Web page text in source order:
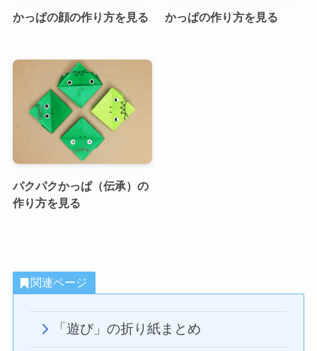
かっぱの顔の作り方を見る かっぱの作り方を見る
パクパクかっぱ（伝承）の
作り方を見る
関連ページ
「遊び」の折り紙まとめ